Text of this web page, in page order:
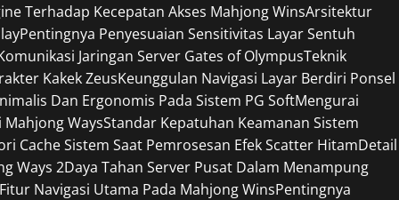
Terhadap Kecepatan Akses Mahjong WinsArsitektur
Pentingnya Penyesuaian Sensitivitas Layar Sentuh
Jaringan Server Gates of OlympusTeknik
Kakek ZeusKeunggulan Navigasi Layar Berdiri Ponsel
Dan Ergonomis Pada Sistem PG SoftMengurai
WaysStandar Kepatuhan Keamanan Sistem
Cache Sistem Saat Pemrosesan Efek Scatter HitamDetail
Ways 2Daya Tahan Server Pusat Dalam Menampung
Navigasi Utama Pada Mahjong WinsPentingnya